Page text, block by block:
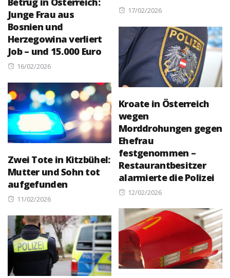
Posted
17/02/2026
Junge Frau aus
Bosnien und
Herzegowina verliert
Job – und 15.000 Euro
Posted
16/02/2026
Kroate in Österreich
wegen
Morddrohungen gegen
Ehefrau
festgenommen –
Restaurantbesitzer
alarmierte die Polizei
Posted
12/02/2026
Zwei Tote in Kitzbühel:
Mutter und Sohn tot
aufgefunden
Posted
11/02/2026